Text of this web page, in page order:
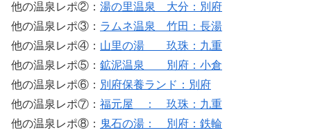
他の温泉レポ②： 湯の里温泉＿大分：別府
他の温泉レポ③： ラムネ温泉 竹田：長湯
他の温泉レポ④： 山里の湯 玖珠：九重
他の温泉レポ⑤： 鉱泥温泉 別府：小倉
他の温泉レポ⑥： 別府保養ランド：別府
他の温泉レポ⑦： 福元屋 ： 玖珠：九重
他の温泉レポ⑧： 鬼石の湯： 別府：鉄輪